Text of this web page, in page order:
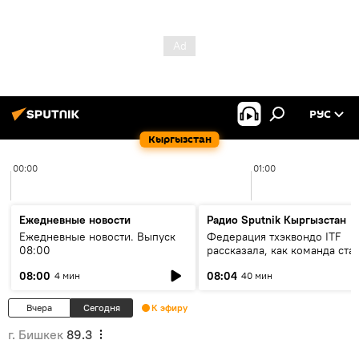
Кыргызстан
РУС
00:00 01:00
Ежедневные новости
Ежедневные новости. Выпуск
08:00
08:00 4 мин
Радио Sputnik Кыргызстан
Федерация тхэквондо ITF
рассказала, как команда
08:04 40 мин
Вчера Сегодня К эфиру
г. Бишкек 89.3